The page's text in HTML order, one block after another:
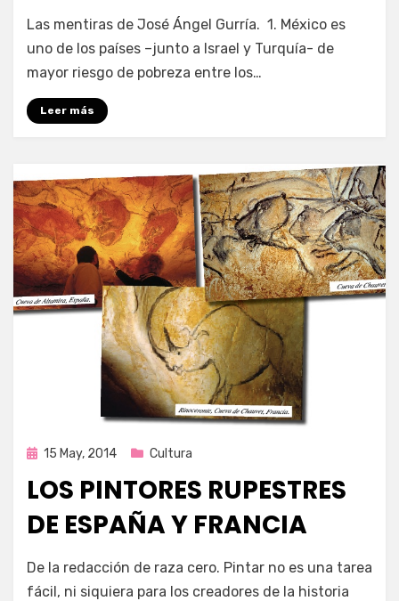
Enrique
Las mentiras de José Ángel Gurría. 1. México es
uno de los países –junto a Israel y Turquía- de
mayor riesgo de pobreza entre los…
Leer más
Publicada
15 May, 2014 Cultura
LOS PINTORES RUPESTRES
DE ESPAÑA Y FRANCIA
por Enrique
De la redacción de raza cero. Pintar no es una tarea
fácil, ni siquiera para los creadores de la historia